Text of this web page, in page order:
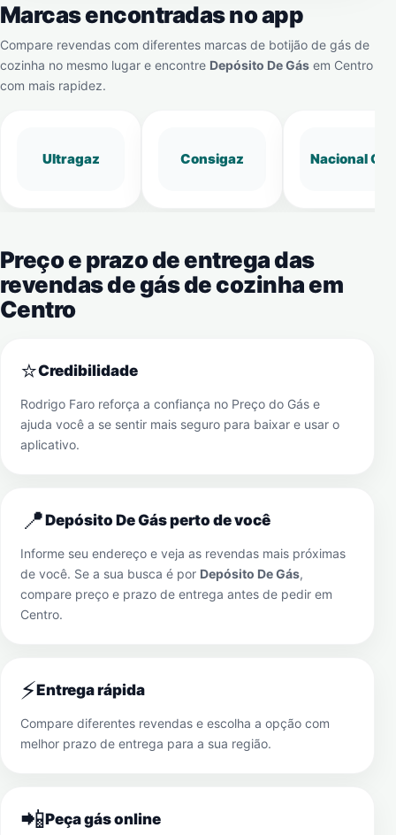
Marcas encontradas no app
Compare revendas com diferentes marcas de botijão de gás de
cozinha no mesmo lugar e encontre Depósito De Gás em Centro
com mais rapidez.
Ultragaz Consigaz Nacional Gás
Preço e prazo de entrega das
revendas de gás de cozinha em
Centro
⭐Credibilidade
Rodrigo Faro reforça a confiança no Preço do Gás e
ajuda você a se sentir mais seguro para baixar e usar o
aplicativo.
📍Depósito De Gás perto de você
Informe seu endereço e veja as revendas mais próximas
de você. Se a sua busca é por Depósito De Gás,
compare preço e prazo de entrega antes de pedir em
Centro.
⚡Entrega rápida
Compare diferentes revendas e escolha a opção com
melhor prazo de entrega para a sua região.
📲Peça gás online